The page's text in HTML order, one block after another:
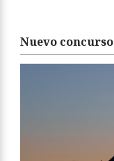
Nuevo concurso